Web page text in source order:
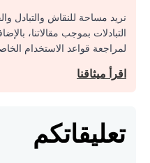
نريد مساحة للنقاش والتبادل
التبادلات بموجب مقالاتنا،
لمراجعة قواعد الاستخدام
اقرأ ميثاقنا
تعليقاتكم